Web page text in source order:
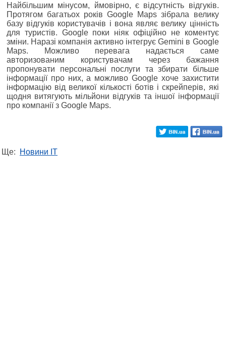
Найбільшим мінусом, ймовірно, є відсутність відгуків.
Протягом багатьох років Google Maps зібрала велику
базу відгуків користувачів і вона являє велику цінність
для туристів. Google поки ніяк офіційно не коментує
зміни. Наразі компанія активно інтегрує Gemini в Google
Maps. Можливо перевага надається саме
авторизованим користувачам через бажання
пропонувати персональні послуги та збирати більше
інформації про них, а можливо Google хоче захистити
інформацію від великої кількості ботів і скрейперів, які
щодня витягують мільйони відгуків та іншої інформації
про компанії з Google Maps.
Ще: Новини IT